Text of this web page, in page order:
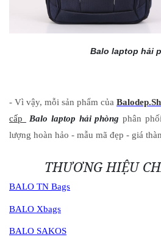
Balo laptop hải
- Vì vậy, mỗi sản phẩm của
cấp
Balo laptop hải phòngphân
lượng hoàn hảo - mẫu mã đẹp - giá
THƯƠNG HIỆU
BALO TN Bags
BALO Xbags
BALO SAKOS